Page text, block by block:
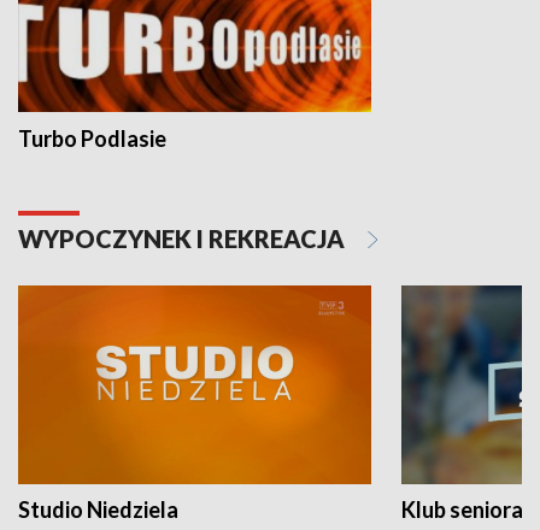
Turbo Podlasie
WYPOCZYNEK I REKREACJA
Studio Niedziela Klub seniora